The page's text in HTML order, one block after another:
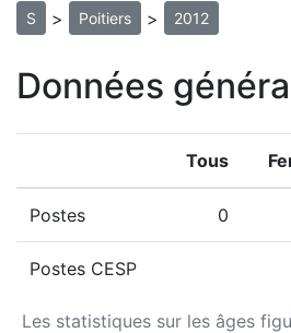
S > Poitiers > 2012
Données
Les statistiques sur les âges
Tous
Postes 0
Postes CESP